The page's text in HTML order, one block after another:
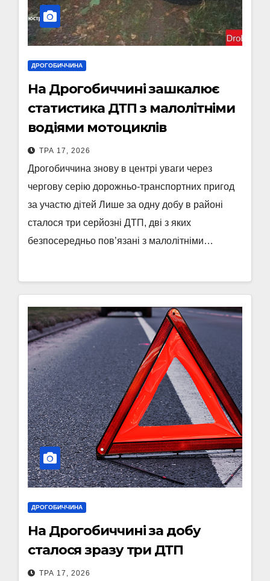
ДРОГОБИЧЧИНА
На Дрогобиччині зашкалює
статистика ДТП з малолітніми
водіями мотоциклів
ТРА 17, 2026
Дрогобиччина знову в центрі уваги через
чергову серію дорожньо-транспортних пригод
за участю дітей Лише за одну добу в районі
сталося три серйозні ДТП, дві з яких
безпосередньо пов’язані з малолітніми…
ДРОГОБИЧЧИНА
На Дрогобиччині за добу
сталося зразу три ДТП
ТРА 17, 2026